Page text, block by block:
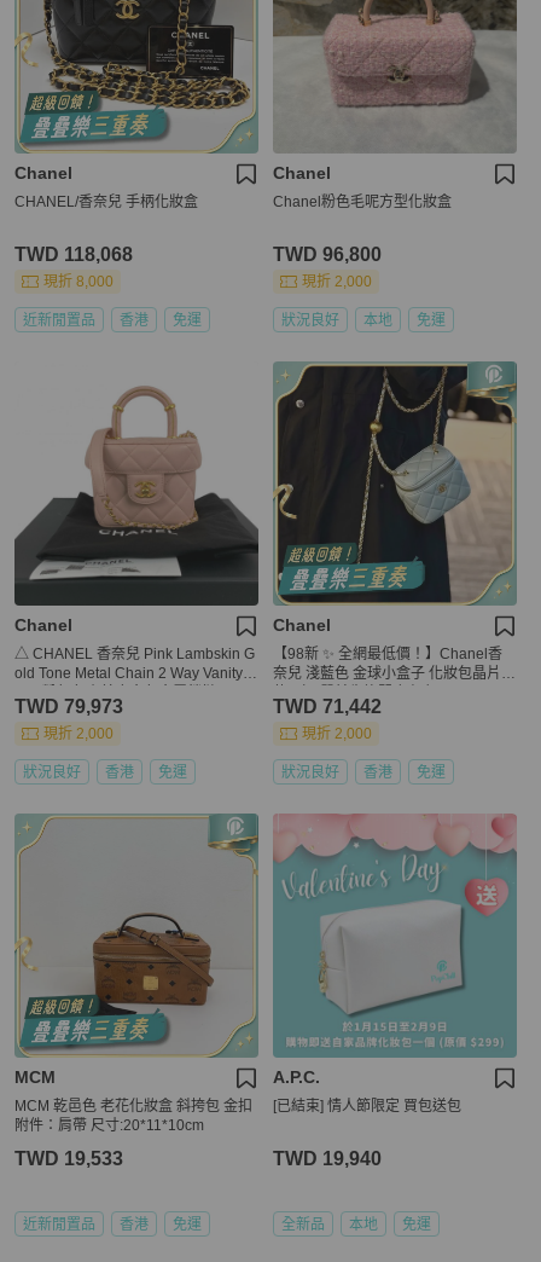
Chanel
CHANEL/香奈兒 手柄化妝盒
TWD 118,068
現折 8,000
近新閒置品 香港 免運
Chanel
Chanel粉色毛呢方型化妝盒
TWD 96,800
現折 2,000
狀況良好 本地 免運
Chanel
△ CHANEL 香奈兒 Pink Lambskin G
old Tone Metal Chain 2 Way Vanity C
化妝箱 AS3973-267014203
TWD 79,973
現折 2,000
狀況良好 香港 免運
Chanel
【98新 ✨ 全網最低價！】Chanel香
奈兒 淺藍色 金球小盒子 化妝包晶片新
TWD 71,442
現折 2,000
狀況良好 香港 免運
MCM
MCM 乾邑色 老花化妝盒 斜挎包 金扣
附件：肩帶 尺寸:20*11*10cm
TWD 19,533
近新閒置品 香港 免運
A.P.C.
[已結束] 情人節限定 買包送包
TWD 19,940
全新品 本地 免運